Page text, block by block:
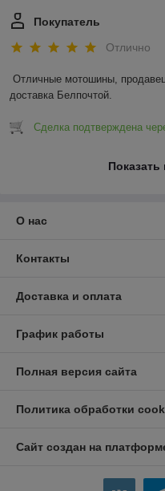
Покупатель
Отлично
Отличные мотошины,
доставка Белпочтой.
Сделка подтверждена
О нас
Контакты
Доставка и оплата
График работы
Полная версия сайта
Политика обработки
Сайт создан на